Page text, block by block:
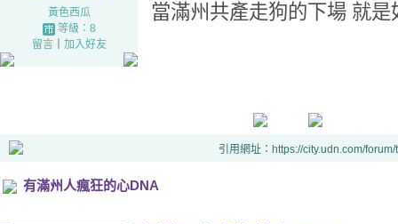
黃色西瓜
等級：8
留言｜ 加入好友
當滿州共產走狗的下場 就是
引用網址：https://city.udn.com/
有滿州人瘋狂的心DNA